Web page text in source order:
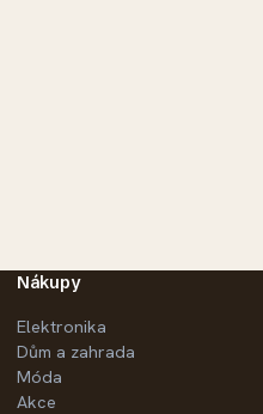
Nákupy
Elektronika
Dům a zahrada
Móda
Akce